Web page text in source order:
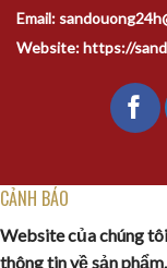
Email:
Website: https://
CẢNH BÁO
Website của chúng
thông tin về sản